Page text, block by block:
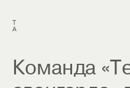
Команда
Т
А